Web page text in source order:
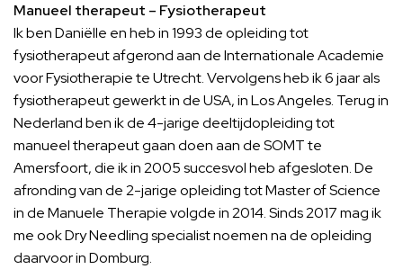
Manueel therapeut – Fysiotherapeut
Ik ben Daniëlle en heb in 1993 de opleiding tot
fysiotherapeut afgerond aan de Internationale Academie
voor Fysiotherapie te Utrecht. Vervolgens heb ik 6 jaar als
fysiotherapeut gewerkt in de USA, in Los Angeles. Terug in
Nederland ben ik de 4-jarige deeltijdopleiding tot
manueel therapeut gaan doen aan de SOMT te
Amersfoort, die ik in 2005 succesvol heb afgesloten. De
afronding van de 2-jarige opleiding tot Master of Science
in de Manuele Therapie volgde in 2014. Sinds 2017 mag ik
me ook Dry Needling specialist noemen na de opleiding
daarvoor in Domburg.